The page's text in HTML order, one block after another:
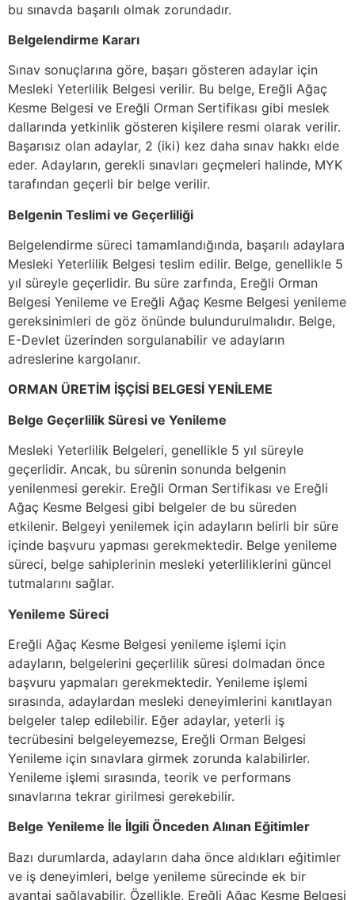
bu sınavda başarılı olmak zorundadır.
Belgelendirme Kararı
Sınav sonuçlarına göre, başarı gösteren adaylar için
Mesleki Yeterlilik Belgesi verilir. Bu belge, Ereğli Ağaç
Kesme Belgesi ve Ereğli Orman Sertifikası gibi meslek
dallarında yetkinlik gösteren kişilere resmi olarak verilir.
Başarısız olan adaylar, 2 (iki) kez daha sınav hakkı elde
eder. Adayların, gerekli sınavları geçmeleri halinde, MYK
tarafından geçerli bir belge verilir.
Belgenin Teslimi ve Geçerliliği
Belgelendirme süreci tamamlandığında, başarılı adaylara
Mesleki Yeterlilik Belgesi teslim edilir. Belge, genellikle 5
yıl süreyle geçerlidir. Bu süre zarfında, Ereğli Orman
Belgesi Yenileme ve Ereğli Ağaç Kesme Belgesi yenileme
gereksinimleri de göz önünde bulundurulmalıdır. Belge,
E-Devlet üzerinden sorgulanabilir ve adayların
adreslerine kargolanır.
ORMAN ÜRETİM İŞÇİSİ BELGESİ YENİLEME
Belge Geçerlilik Süresi ve Yenileme
Mesleki Yeterlilik Belgeleri, genellikle 5 yıl süreyle
geçerlidir. Ancak, bu sürenin sonunda belgenin
yenilenmesi gerekir. Ereğli Orman Sertifikası ve Ereğli
Ağaç Kesme Belgesi gibi belgeler de bu süreden
etkilenir. Belgeyi yenilemek için adayların belirli bir süre
içinde başvuru yapması gerekmektedir. Belge yenileme
süreci, belge sahiplerinin mesleki yeterliliklerini güncel
tutmalarını sağlar.
Yenileme Süreci
Ereğli Ağaç Kesme Belgesi yenileme işlemi için
adayların, belgelerini geçerlilik süresi dolmadan önce
başvuru yapmaları gerekmektedir. Yenileme işlemi
sırasında, adaylardan mesleki deneyimlerini kanıtlayan
belgeler talep edilebilir. Eğer adaylar, yeterli iş
tecrübesini belgeleyemezse, Ereğli Orman Belgesi
Yenileme için sınavlara girmek zorunda kalabilirler.
Yenileme işlemi sırasında, teorik ve performans
sınavlarına tekrar girilmesi gerekebilir.
Belge Yenileme İle İlgili Önceden Alınan Eğitimler
Bazı durumlarda, adayların daha önce aldıkları eğitimler
ve iş deneyimleri, belge yenileme sürecinde ek bir
avantaj sağlayabilir. Özellikle, Ereğli Ağaç Kesme Belgesi